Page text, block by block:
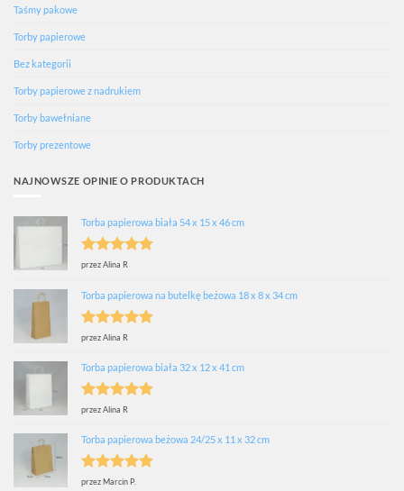
Taśmy pakowe
Torby papierowe
Bez kategorii
Torby papierowe z nadrukiem
Torby bawełniane
Torby prezentowe
NAJNOWSZE OPINIE O PRODUKTACH
Torba papierowa biała 54 x 15 x 46 cm
Oceniono
przez Alina R
Torba papierowa na butelkę beżowa 18 x 8 x 34 cm
Oceniono
przez Alina R
Torba papierowa biała 32 x 12 x 41 cm
Oceniono
przez Alina R
Torba papierowa beżowa 24/25 x 11 x 32 cm
Oceniono
przez Marcin P.